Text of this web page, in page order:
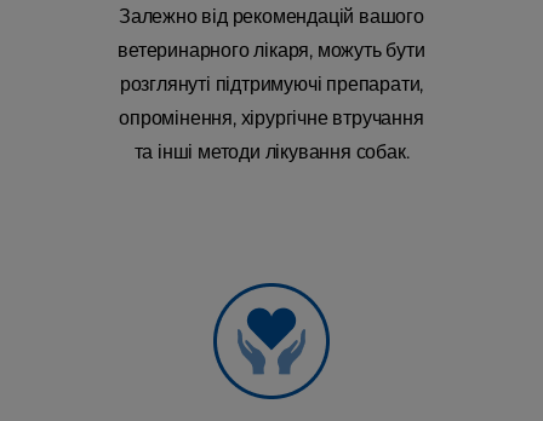
Залежно від рекомендацій вашого
ветеринарного лікаря, можуть бути
розглянуті підтримуючі препарати,
опромінення, хірургічне втручання
та інші методи лікування собак.